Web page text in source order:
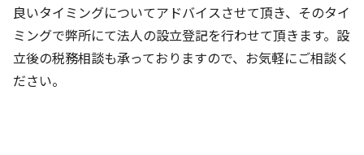
良いタイミングについてアドバイスさせて頂き、そのタイ
ミングで弊所にて法人の設立登記を行わせて頂きます。設
立後の税務相談も承っておりますので、お気軽にご相談く
ださい。